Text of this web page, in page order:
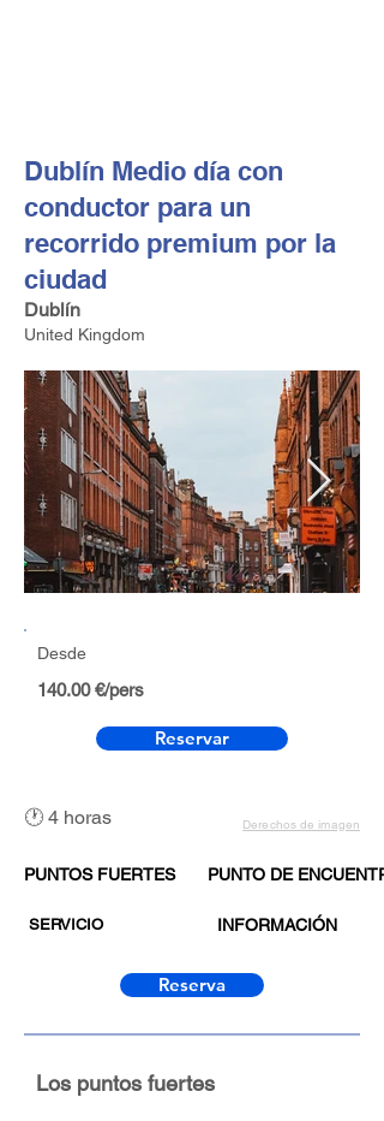
Dublín Medio día con
conductor para un
recorrido premium por la
ciudad
Dublín
United Kingdom
Desde
140.00 €/pers
Reservar
🕐 4 horas Derechos de imagen
PUNTOS FUERTES
SERVICIO
PUNTO DE
INFORMACIÓN
Reserva
Los puntos fuertes